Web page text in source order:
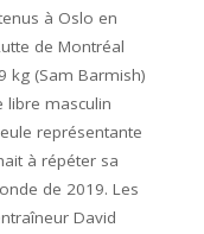
à Oslo en
de Montréal
kg (Sam Barmish)
libre masculin
représentante
à répéter sa
de 2019. Les
David